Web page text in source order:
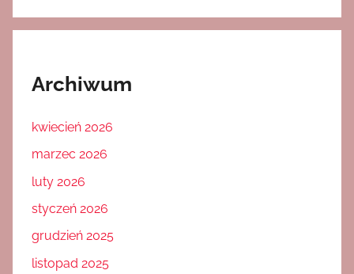
Archiwum
kwiecień 2026
marzec 2026
luty 2026
styczeń 2026
grudzień 2025
listopad 2025